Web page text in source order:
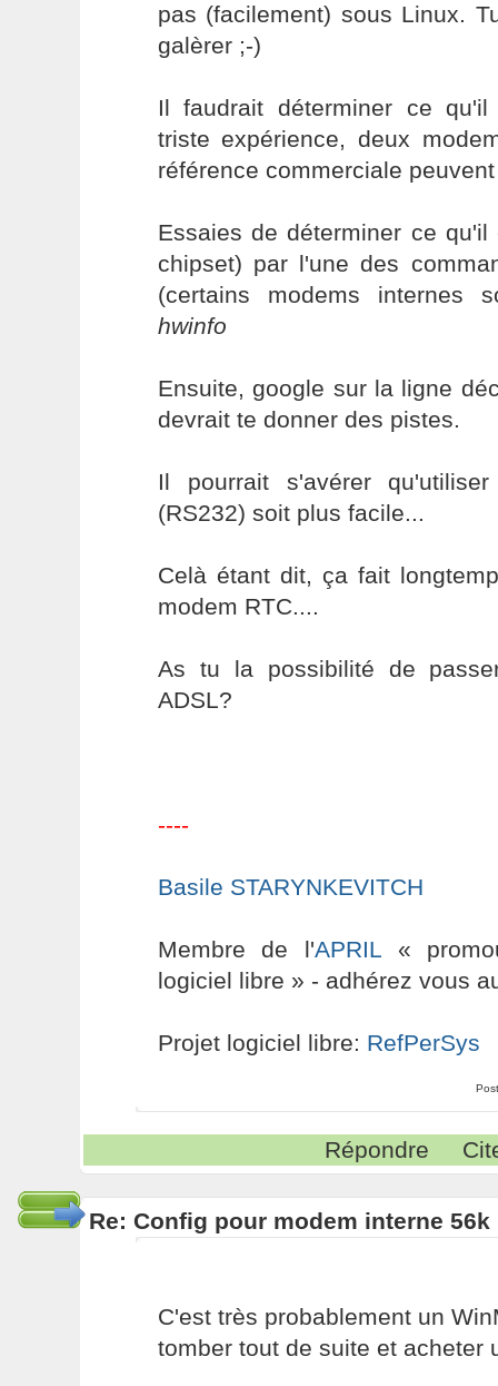
pas (facilement) sous Linux.
galèrer ;-)
Il faudrait déterminer ce
triste expérience, deux
référence commerciale
Essaies de déterminer ce
chipset) par l'une des
(certains modems internes
hwinfo
Ensuite, google sur la ligne
devrait te donner des pistes.
Il pourrait s'avérer
(RS232) soit plus facile...
Celà étant dit, ça fait
modem RTC....
As tu la possibilité de
ADSL?
----
Basile STARYNKEVITCH
Membre de l'APRIL «
logiciel libre » - adhérez vous
Projet logiciel libre: RefPerSys
Répondre
Re: Config pour modem interne 56k
C'est très probablement un
tomber tout de suite et acheter